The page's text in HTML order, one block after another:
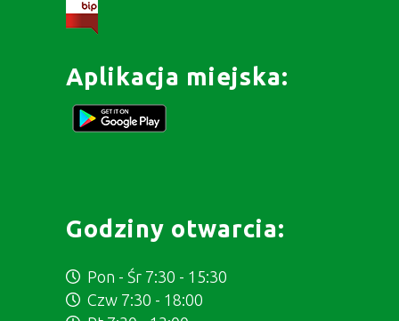
Aplikacja miejska:
Godziny otwarcia:
Pon - Śr 7:30 - 15:30
Czw 7:30 - 18:00